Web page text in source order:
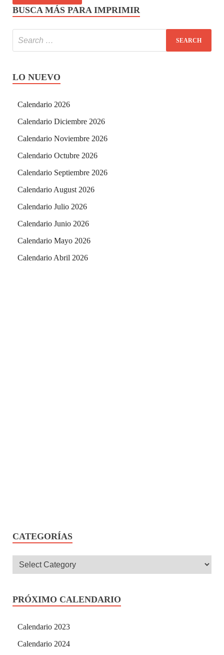
BUSCA MÁS PARA IMPRIMIR
LO NUEVO
Calendario 2026
Calendario Diciembre 2026
Calendario Noviembre 2026
Calendario Octubre 2026
Calendario Septiembre 2026
Calendario August 2026
Calendario Julio 2026
Calendario Junio 2026
Calendario Mayo 2026
Calendario Abril 2026
CATEGORÍAS
PRÓXIMO CALENDARIO
Calendario 2023
Calendario 2024